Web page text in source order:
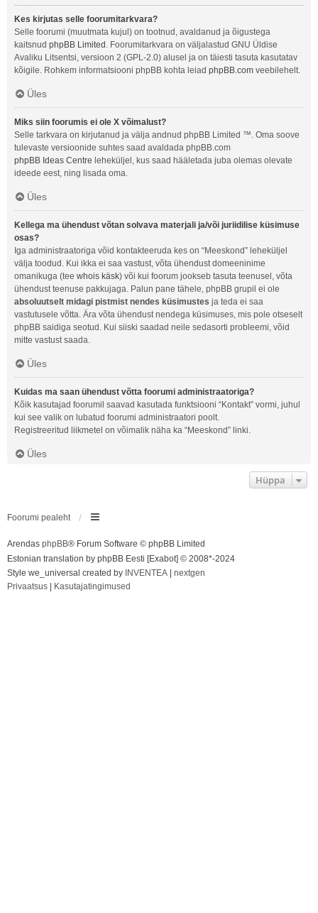
Kes kirjutas selle foorumitarkvara?
Selle foorumi (muutmata kujul) on tootnud, avaldanud ja õigustega
kaitsnud phpBB Limited . Foorumitarkvara on väljalastud GNU Üldise
Avaliku Litsentsi, versioon 2 (GPL-2.0) alusel ja on täiesti tasuta kasutatav
kõigile. Rohkem informatsiooni phpBB kohta leiad phpBB.com veebilehelt.
Üles
Miks siin foorumis ei ole X võimalust?
Selle tarkvara on kirjutanud ja välja andnud phpBB Limited ™. Oma soove
tulevaste versioonide suhtes saad avaldada phpBB.com
phpBB Ideas Centre leheküljel, kus saad hääletada juba olemas olevate
ideede eest, ning lisada oma.
Üles
Kellega ma ühendust võtan solvava materjali ja/või juriidilise küsimuse
osas?
Iga administraatoriga võid kontakteeruda kes on “Meeskond” leheküljel
välja toodud. Kui ikka ei saa vastust, võta ühendust domeeninime
omanikuga (tee whois käsk) või kui foorum jookseb tasuta teenusel, võta
ühendust teenuse pakkujaga. Palun pane tähele, phpBB grupil ei ole
absoluutselt midagi pistmist nendes küsimustes ja teda ei saa
vastutusele võtta. Ära võta ühendust nendega küsimuses, mis pole otseselt
phpBB saidiga seotud. Kui siiski saadad neile sedasorti probleemi, võid
mitte vastust saada.
Üles
Kuidas ma saan ühendust võtta foorumi administraatoriga?
Kõik kasutajad foorumil saavad kasutada funktsiooni “Kontakt” vormi, juhul
kui see valik on lubatud foorumi administraatori poolt.
Registreeritud liikmetel on võimalik näha ka “Meeskond” linki.
Üles
Hüppa
Foorumi pealeht
Arendas phpBB® Forum Software © phpBB Limited
Estonian translation by phpBB Eesti [Exabot] © 2008*-2024
Style we_universal created by INVENTEA
nextgen
Privaatsus
Kasutajatingimused